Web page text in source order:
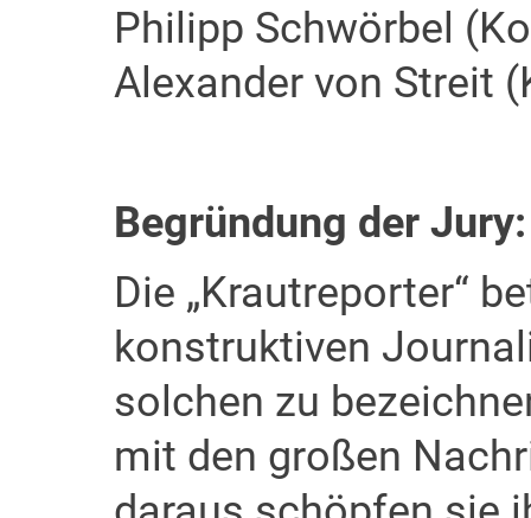
Philipp Schwörbel
Alexander von Streit
Begründung der Jury:
Die „Krautreporter“
konstruktiven
solchen zu
mit den großen